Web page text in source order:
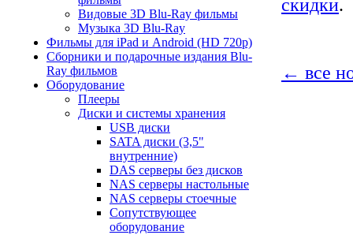
Видовые 3D Blu-Ray фильмы
Музыка 3D Blu-Ray
Фильмы для iPad и Android (HD 720p)
Сборники и подарочные издания Blu-
Ray фильмов
Оборудование
Плееры
Диски и системы хранения
USB диски
SATA диски (3,5"
внутренние)
DAS серверы без дисков
NAS серверы настольные
NAS серверы стоечные
Сопутствующее
оборудование
скидки.
← все